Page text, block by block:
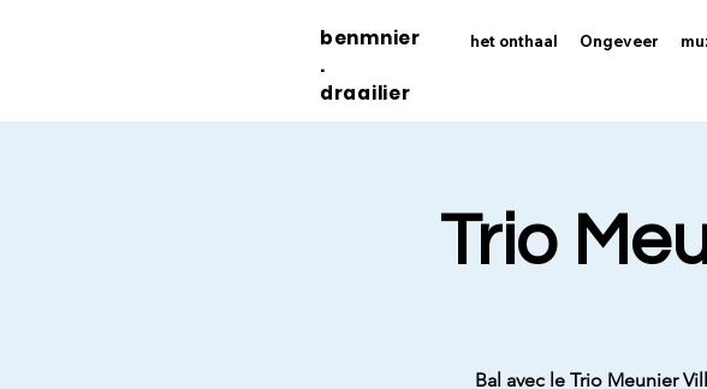
benmnier
.
draailier
het onthaal Ongeveer
Trio
Bal avec le Trio Meunier